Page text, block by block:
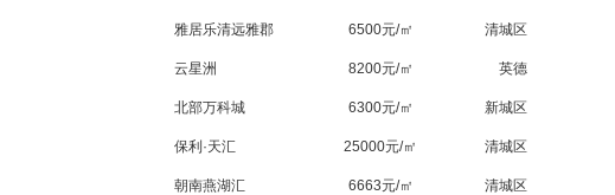
雅居乐清远雅郡 6500元/㎡ 清城区
云星洲 8200元/㎡ 英德
北部万科城 6300元/㎡ 新城区
保利·天汇 25000元/㎡ 清城区
朝南燕湖汇 6663元/㎡ 清城区